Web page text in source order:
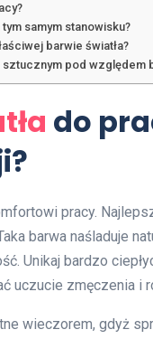
samym stanowisku?
barwie światła?
pod względem
do
pracy.
barwa naśladuje
Unikaj bardzo
uczucie zmęczenia i
wieczorem, gdyż